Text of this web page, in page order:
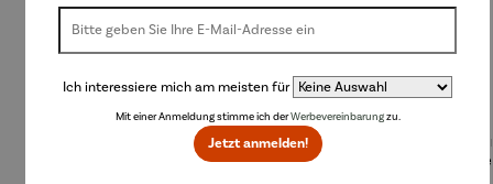
Schnaps
Geschenk
Schnaps
Geschenk
Ich interessiere mich am meisten für
Mit einer Anmeldung stimme ich derWerbevereinbarungzu.
Jetzt anmelden!